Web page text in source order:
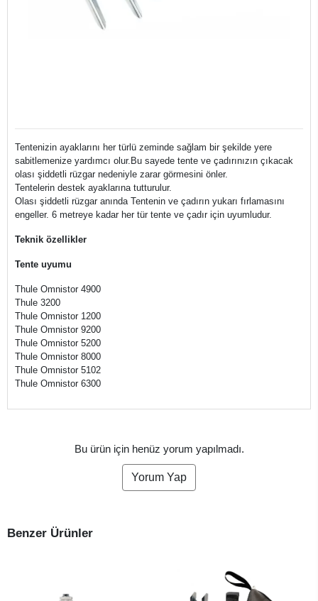
Tentenizin ayaklarını her türlü zeminde sağlam bir şekilde yere
sabitlemenize yardımcı olur.Bu sayede tente ve çadırınızın çıkacak
olası şiddetli rüzgar nedeniyle zarar görmesini önler.
Tentelerin destek ayaklarına tutturulur.
Olası şiddetli rüzgar anında Tentenin ve çadırın yukarı fırlamasını
engeller. 6 metreye kadar her tür tente ve çadır için uyumludur.
Teknik özellikler
Tente uyumu
Thule Omnistor 4900
Thule 3200
Thule Omnistor 1200
Thule Omnistor 9200
Thule Omnistor 5200
Thule Omnistor 8000
Thule Omnistor 5102
Thule Omnistor 6300
Bu ürün için henüz yorum yapılmadı.
Yorum Yap
Benzer Ürünler